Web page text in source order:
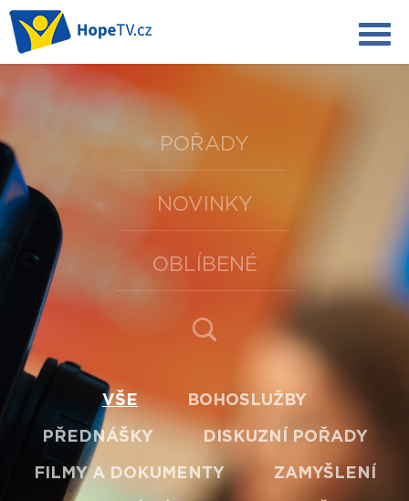
POŘADY
NOVINKY
OBLÍBENÉ
VŠE BOHOSLUŽBY
PŘEDNÁŠKY DISKUZNÍ POŘADY
FILMY A DOKUMENTY ZAMYŠLENÍ